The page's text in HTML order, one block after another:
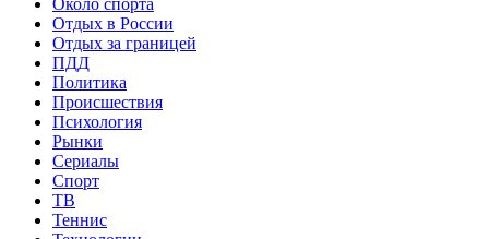
Около спорта
Отдых в России
Отдых за границей
ПДД
Политика
Происшествия
Психология
Рынки
Сериалы
Спорт
ТВ
Теннис